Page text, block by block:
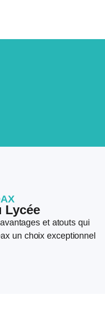
Lycée
et atouts qui
un choix exceptionnel